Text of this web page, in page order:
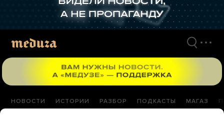
НОВОСТИ ИСТОРИИ РАЗБОР ПОДКАСТЫ МАГАЗ